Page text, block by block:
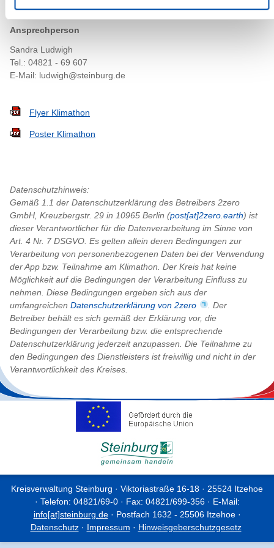
Klimathon begrüßen zu dürfen!
Ansprechperson
Sandra Ludwigh
Tel.: 04821 - 69 607
E-Mail: ludwigh@steinburg.de
Flyer Klimathon
Poster Klimathon
Datenschutzhinweis:
Gemäß 1.1 der Datenschutzerklärung des Betreibers 2zero
GmbH, Kreuzbergstr. 29 in 10965 Berlin (post[at]2zero.earth) ist
dieser Verantwortlicher für die Datenverarbeitung im Sinne von
Art. 4 Nr. 7 DSGVO. Es gelten allein deren Bedingungen zur
Verarbeitung von personenbezogenen Daten bei der Verwendung
der App bzw. Teilnahme am Klimathon. Der Kreis hat keine
Möglichkeit auf die Bedingungen der Verarbeitung Einfluss zu
nehmen. Diese Bedingungen ergeben sich aus der
umfangreichen Datenschutzerklärung von 2zero
. Der
Betreiber behält es sich gemäß der Erklärung vor, die
Bedingungen der Verarbeitung bzw. die entsprechende
Datenschutzerklärung jederzeit anzupassen. Die Teilnahme zu
den Bedingungen des Dienstleisters ist freiwillig und nicht in der
Verantwortlichkeit des Kreises.
Kreisverwaltung Steinburg · Viktoriastraße 16-18 · 25524 Itzehoe
· Telefon: 04821/69-0 · Fax: 04821/699-356 · E-Mail:
info[at]steinburg.de· Postfach 1632 - 25506 Itzehoe ·
Datenschutz· Impressum · Hinweisgeberschutzgesetz